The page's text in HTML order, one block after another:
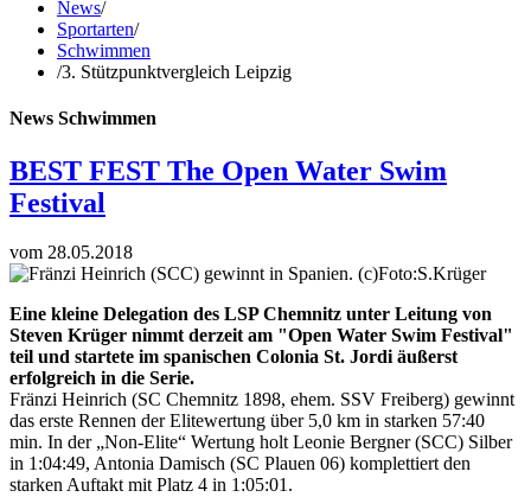
News/
Sportarten/
Schwimmen
/3. Stützpunktvergleich Leipzig
News Schwimmen
BEST FEST The Open Water Swim
Festival
vom 28.05.2018
Eine kleine Delegation des LSP Chemnitz unter Leitung von
Steven Krüger nimmt derzeit am "Open Water Swim Festival"
teil und startete im spanischen Colonia St. Jordi äußerst
erfolgreich in die Serie.
Fränzi Heinrich (SC Chemnitz 1898, ehem. SSV Freiberg) gewinnt
das erste Rennen der Elitewertung über 5,0 km in starken 57:40
min. In der „Non-Elite“ Wertung holt Leonie Bergner (SCC) Silber
in 1:04:49, Antonia Damisch (SC Plauen 06) komplettiert den
starken Auftakt mit Platz 4 in 1:05:01.